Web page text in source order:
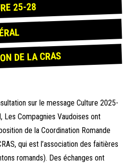
25-28
DE LA CRAS
sur le message Culture 2025-
Les Compagnies Vaudoises ont
de la Coordination Romande
qui est l’association des faitières
romands). Des échanges ont